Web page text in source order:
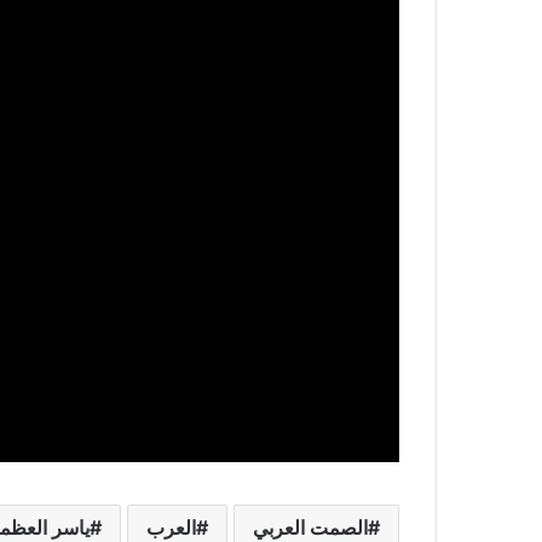
الصمت العربي العرب ياسر